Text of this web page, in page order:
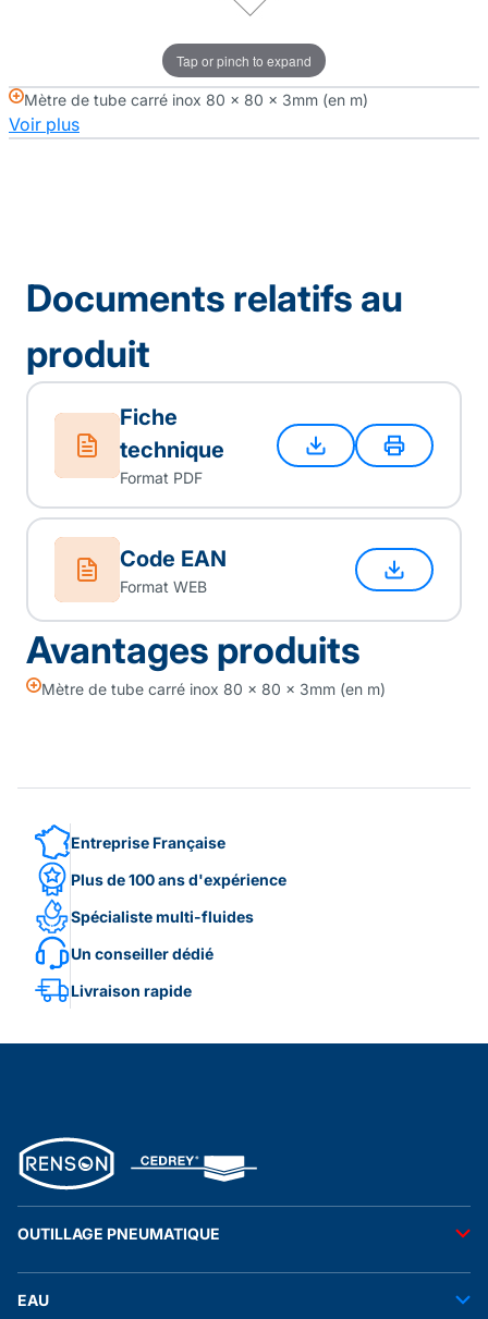
Tap or pinch to expand
Mètre de tube carré inox 80 x 80 x 3mm (en m)
Voir plus
Documents relatifs au
produit
Fiche
technique
Format PDF
Code EAN
Format WEB
Avantages produits
Mètre de tube carré inox 80 x 80 x 3mm (en m)
Entreprise Française
Plus de 100 ans d'expérience
Spécialiste multi-fluides
Un conseiller dédié
Livraison rapide
OUTILLAGE PNEUMATIQUE
Accessoires pneumatiques
EAU